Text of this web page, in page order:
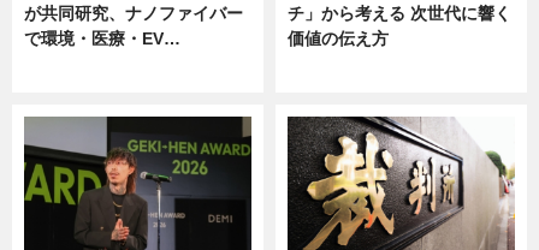
が共同研究、ナノファイバー
で環境・医療・EV…
チ」から考える 次世代に響く
価値の伝え方